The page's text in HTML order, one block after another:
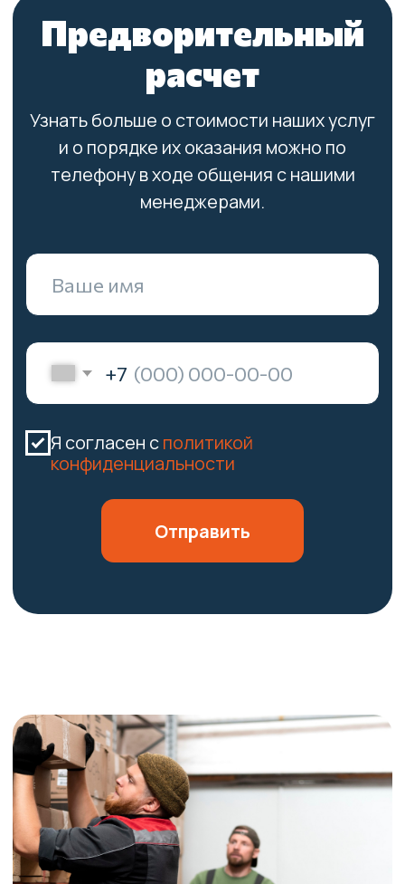
предоплаты за день до переезда...
Читать далее
Алексей Погребной
Обратились первый раз в данную
компанию. И остались очень
довольны.Работа выполнена на
высшем уровне. Транспорт пришёл
качественную доставку груза.
Елена Колёнова
Отзыв от 12.11.25